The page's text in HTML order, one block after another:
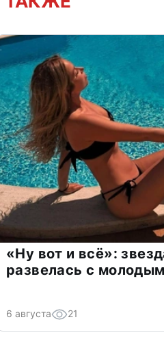
«Ну вот и всё»:
развелась с
6 августа 21